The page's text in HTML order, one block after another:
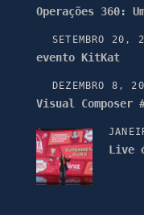
Operações 360:
SETEMBRO 20,
evento KitKat
DEZEMBRO 8,
Visual Composer
Live